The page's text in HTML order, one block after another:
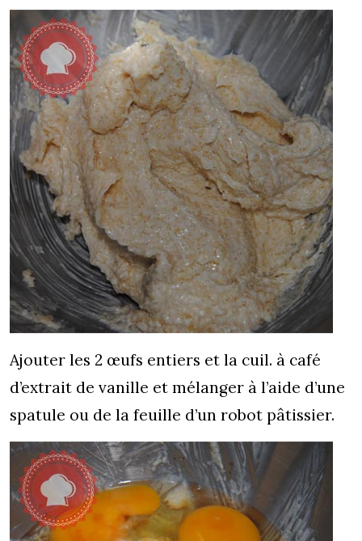
Ajouter les 2 œufs entiers et la cuil. à café
d’extrait de vanille et mélanger à l’aide d’une
spatule ou de la feuille d’un robot pâtissier.